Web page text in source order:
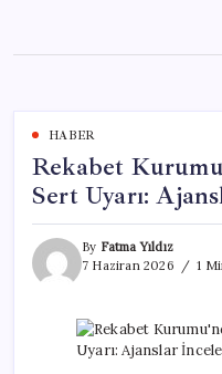
content
HABER
Rekabet
Sert Uyarı:
By Fatma Yıldız
7 Haziran 2026
1